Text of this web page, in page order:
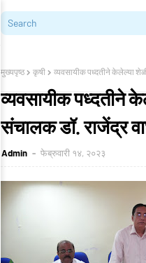
मुख्यपृष्ठ कृषी व्यवसायीक पध्दतीने केलेल्या
व्यवसायीक पध्दतीने
संचालक डॉ. राजेंद्र
Admin फेब्रुवारी १४, २०२३